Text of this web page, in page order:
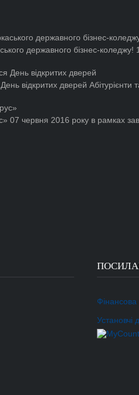
державного бізнес-коледжу!
відкритих дверей Абітурієнти
07 червня 2016 року в рамках
Фінансова
Установчі